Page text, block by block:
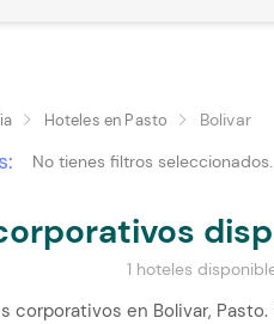
Hoteles en Pasto Bolivar
No tienes filtros seleccionados.
1 hoteles
corporativos en Bolivar,